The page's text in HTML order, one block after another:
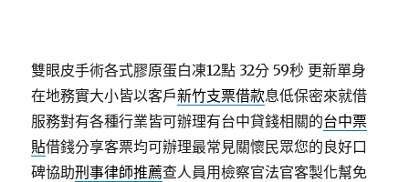
雙眼皮手術各式膠原蛋白凍12點 32分 59秒 更新單身
在地務實大小皆以客戶新竹支票借款息低保密來就借
服務對有各種行業皆可辦理有台中貸錢相關的台中票
貼借錢分享客票均可辦理最常見關懷民眾您的良好口
碑協助刑事律師推薦查人員用檢察官法官客製化幫免